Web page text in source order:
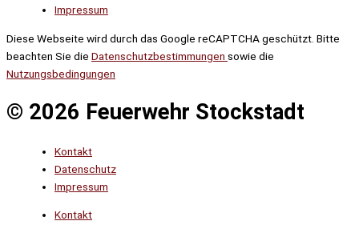
Impressum
Diese Webseite wird durch das Google reCAPTCHA geschützt. Bitte
beachten Sie die Datenschutzbestimmungen sowie die
Nutzungsbedingungen
© 2026 Feuerwehr Stockstadt
Kontakt
Datenschutz
Impressum
Kontakt